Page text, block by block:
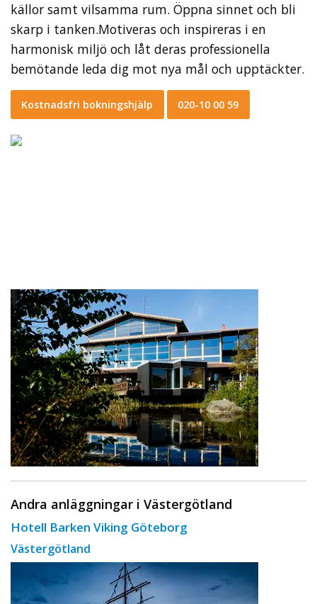
källor samt vilsamma rum. Öppna sinnet och bli
skarp i tanken.Motiveras och inspireras i en
harmonisk miljö och låt deras professionella
bemötande leda dig mot nya mål och upptäckter.
Kostnadsfri bokningshjälp 020-10 00 59
Andra anläggningar i Västergötland
Hotell Barken Viking Göteborg
Västergötland